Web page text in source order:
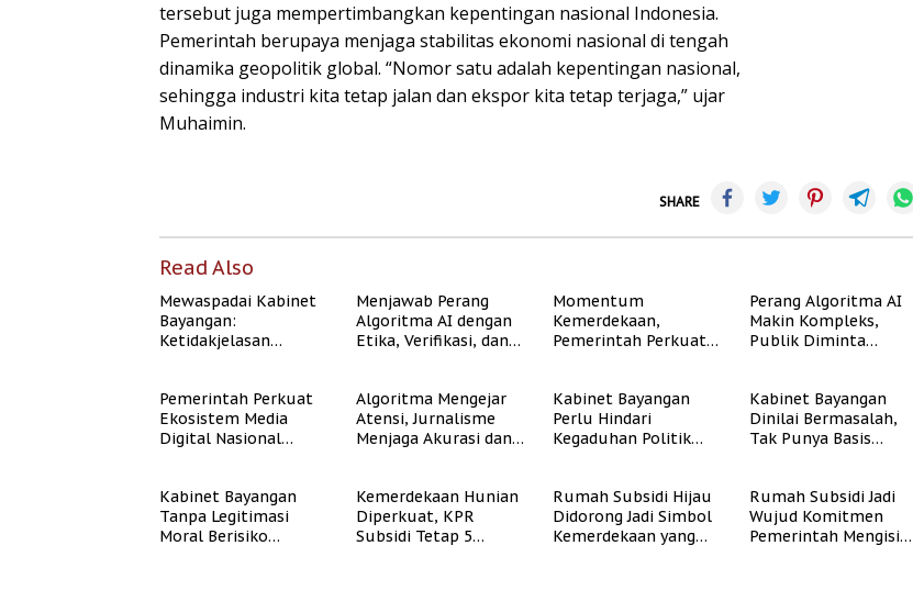
tersebut juga mempertimbangkan kepentingan nasional Indonesia.
Pemerintah berupaya menjaga stabilitas ekonomi nasional di tengah
dinamika geopolitik global. “Nomor satu adalah kepentingan nasional,
sehingga industri kita tetap jalan dan ekspor kita tetap terjaga,” ujar
Muhaimin.
SHARE
Read Also
Mewaspadai Kabinet
Bayangan:
Ketidakjelasan
Menjawab Perang
Algoritma AI dengan
Etika, Verifikasi, dan
Momentum
Kemerdekaan,
Pemerintah Perkuat
Masyarakat
Berpenghasilan
Rendah
Perang Algoritma AI
Makin Kompleks,
Publik Diminta
Pemerintah Perkuat
Ekosistem Media
Digital Nasional
Algoritma Mengejar
Atensi, Jurnalisme
Menjaga Akurasi dan
Kabinet Bayangan
Perlu Hindari
Kegaduhan Politik
Kabinet Bayangan
Dinilai Bermasalah,
Tak Punya Basis
Kabinet Bayangan
Tanpa Legitimasi
Moral Berisiko
Kemerdekaan Hunian
Diperkuat, KPR
Subsidi Tetap 5
Rumah Subsidi Hijau
Didorong Jadi Simbol
Kemerdekaan yang
Rumah Subsidi Jadi
Wujud Komitmen
Pemerintah Mengisi